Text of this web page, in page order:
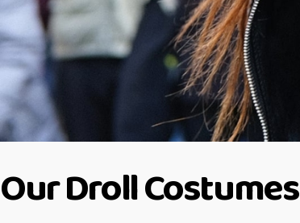
Our Droll Costumes